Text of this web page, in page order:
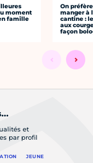
moment
famille
On préfère
manger à
cantine :
aux
façon
et
par profil
JEUNE